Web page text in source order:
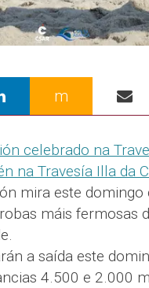
m
celebrado na
na Travesía Illa da
mira este domingo
máis fermosas
a saída este
4.500 e 2.000